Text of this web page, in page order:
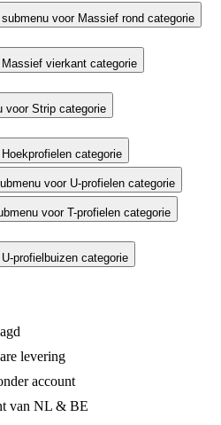
submenu voor Massief rond categorie
vierkant categorie
voor Strip categorie
categorie
voor U-profielen categorie
voor T-profielen categorie
profielbuizen categorie
levering
account
van NL & BE